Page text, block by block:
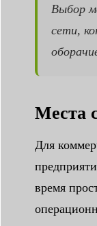
Выбор
сети,
Места
Для
время